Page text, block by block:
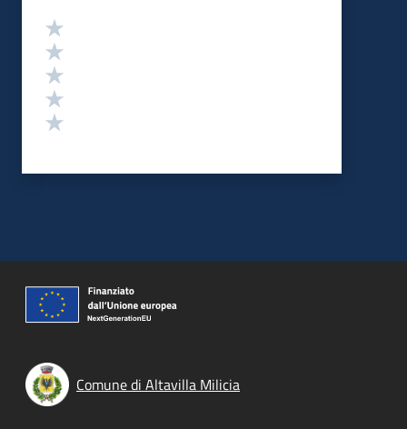
Valutazione
Comune di Altavilla Milicia